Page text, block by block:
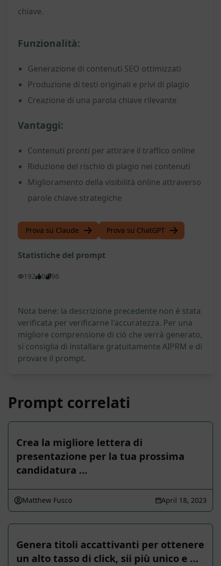
chiave.
Funzionalità:
Generazione di contenuti SEO ottimizzati
Produzione di testi originali e privi di plagio
Creazione di una parola chiave rilevante
Vantaggi:
Contenuti pronti per attirare il traffico online
Riduzione del rischio di plagio nei contenuti
Miglioramento della visibilità online attraverso
parole chiave strategiche
Prova su Claude Prova su ChatGPT
Statistiche del prompt
192 0 96
Nota bene: la descrizione precedente non è stata
verificata per verificarne l'accuratezza. Per una
migliore comprensione di ciò che verrà generato,
si consiglia di installare gratuitamente AIPRM e di
provare il prompt.
Prompt correlati
Crea la migliore lettera di
presentazione per la tua prossima
candidatura …
Matthew Fusco April 18, 2023
Genera titoli accattivanti per ottenere
un alto tasso di click, sii più unico e …